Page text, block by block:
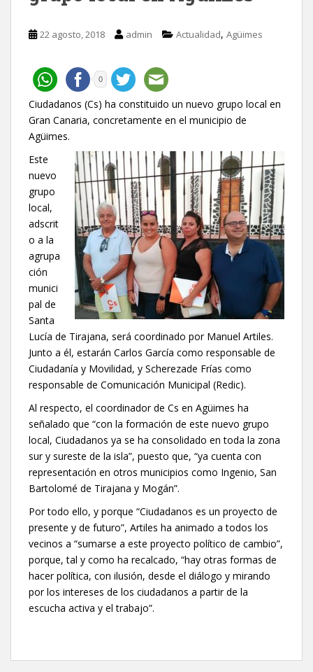
22 agosto, 2018 admin Actualidad, Agüimes
0
Ciudadanos (Cs) ha constituido un nuevo grupo local en
Gran Canaria, concretamente en el municipio de
Agüimes.
Este
nuevo
grupo
local,
adscrit
o a la
agrupa
ción
munici
pal de
Santa
Lucía de Tirajana, será coordinado por Manuel Artiles.
Junto a él, estarán Carlos García como responsable de
Ciudadanía y Movilidad, y Scherezade Frías como
responsable de Comunicación Municipal (Redic).
Al respecto, el coordinador de Cs en Agüimes ha
señalado que “con la formación de este nuevo grupo
local, Ciudadanos ya se ha consolidado en toda la zona
sur y sureste de la isla”, puesto que, “ya cuenta con
representación en otros municipios como Ingenio, San
Bartolomé de Tirajana y Mogán”.
Por todo ello, y porque “Ciudadanos es un proyecto de
presente y de futuro”, Artiles ha animado a todos los
vecinos a “sumarse a este proyecto político de cambio”,
porque, tal y como ha recalcado, “hay otras formas de
hacer política, con ilusión, desde el diálogo y mirando
por los intereses de los ciudadanos a partir de la
escucha activa y el trabajo”.